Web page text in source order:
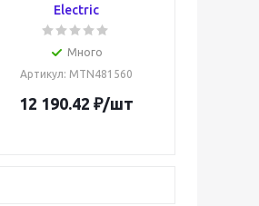
Electric
Много
Артикул: MTN481560
12 190.42 ₽/шт